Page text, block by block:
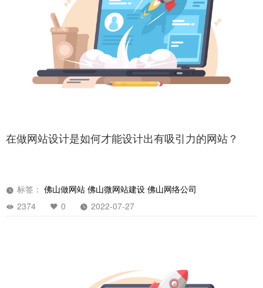
在做网站设计是如何才能设计出有吸引力的网站？
标签： 佛山做网站 佛山微网站建设 佛山网络公司
2374
0 2022-07-27